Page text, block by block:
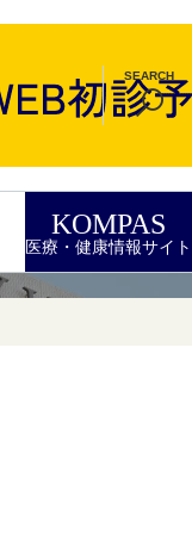
SEARCH
KOMPAS
医療・健康情報サイト